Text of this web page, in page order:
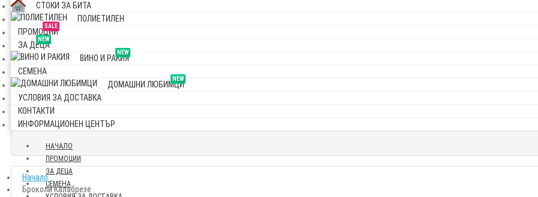
СТОКИ ЗА БИТА
ПОЛИЕТИЛЕН
SALE
ПРОМОЦИИ
NEW
ЗА ДЕЦА
NEW
ВИНО И РАКИЯ
СЕМЕНА
NEW
ДОМАШНИ ЛЮБИМЦИ
УСЛОВИЯ ЗА ДОСТАВКА
КОНТАКТИ
ИНФОРМАЦИОНЕН ЦЕНТЪР
НАЧАЛО
ПРОМОЦИИ
ЗА ДЕЦА
СЕМЕНА
Начало
Броколи Калабрезе